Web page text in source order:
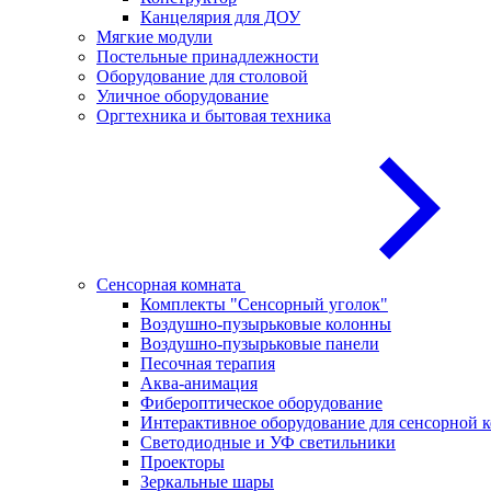
Канцелярия для ДОУ
Мягкие модули
Постельные принадлежности
Оборудование для столовой
Уличное оборудование
Оргтехника и бытовая техника
Сенсорная комната
Комплекты "Сенсорный уголок"
Воздушно-пузырьковые колонны
Воздушно-пузырьковые панели
Песочная терапия
Аква-анимация
Фибероптическое оборудование
Интерактивное оборудование для сенсорной
Светодиодные и УФ светильники
Проекторы
Зеркальные шары